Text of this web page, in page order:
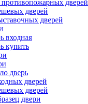
дверей
дверей
дверей
входная
купить
дверь
дверей
дверей
двери